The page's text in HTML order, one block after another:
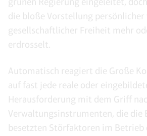
die bloße Vorstellung persönlicher
gesellschaftlicher Freiheit mehr
erdrosselt.
Automatisch reagiert die Große
auf fast jede reale oder
Herausforderung mit dem Griff
Verwaltungsinstrumenten, die die
besetzten Störfaktoren im Betrieb